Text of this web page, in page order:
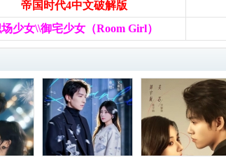
索
帝国时代4中文破解版
少女\\御宅少女（Room Girl）